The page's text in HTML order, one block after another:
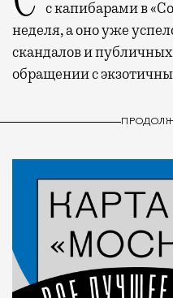
с капибарами в
неделя, а оно уже
скандалов и
обращении с